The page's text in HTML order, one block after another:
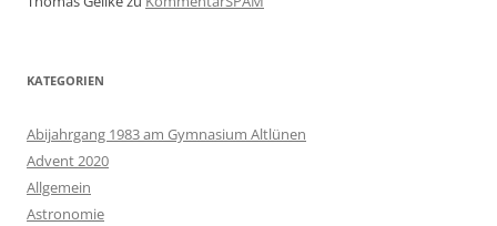
KATEGORIEN
Abijahrgang 1983 am Gymnasium Altlünen
Advent 2020
Allgemein
Astronomie